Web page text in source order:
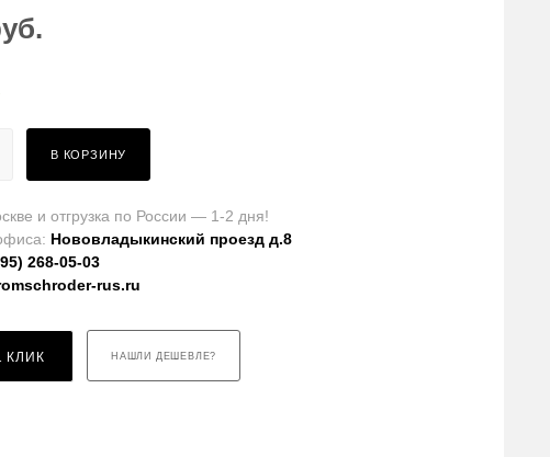
В КОРЗИНУ
и отгрузка по России — 1-2 дня!
Нововладыкинский проезд д.8
268-05-03
rus.ru
КЛИК НАШЛИ ДЕШЕВЛЕ?